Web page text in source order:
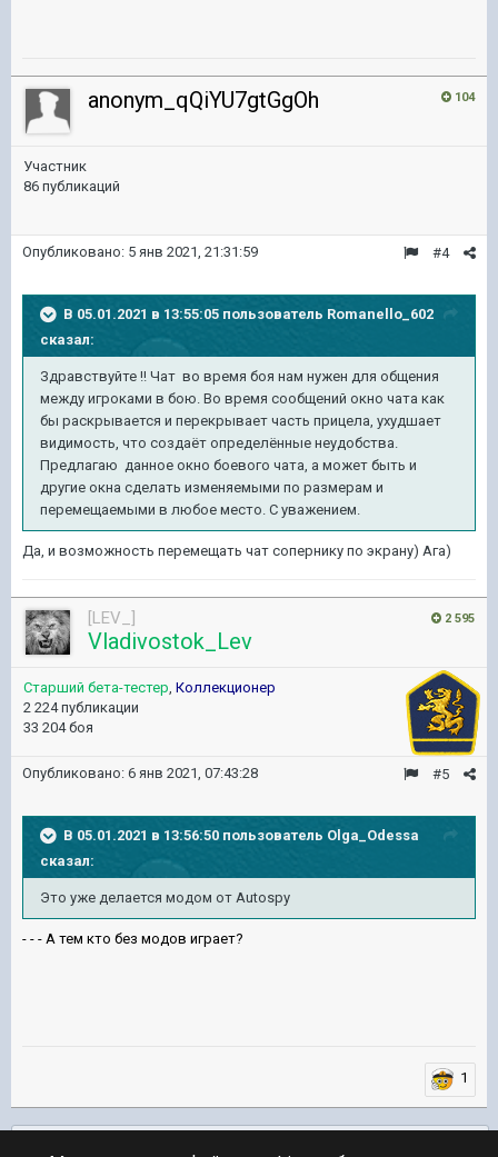
104
anonym_qQiYU7gtGgOh
Участник
86 публикаций
#4
Опубликовано: 5 янв 2021, 21:31:59
В 05.01.2021 в 13:55:05 пользователь Romanello_602
сказал:
Здравствуйте !! Чат во время боя нам нужен для общения
между игроками в бою. Во время сообщений окно чата как
бы раскрывается и перекрывает часть прицела, ухудшает
видимость, что создаёт определённые неудобства.
Предлагаю данное окно боевого чата, а может быть и
другие окна сделать изменяемыми по размерам и
перемещаемыми в любое место. С уважением.
Да, и возможность перемещать чат сопернику по экрану) Ага)
2 595
[LEV_]
Vladivostok_Lev
Старший бета-тестер, Коллекционер
2 224 публикации
33 204 боя
#5
Опубликовано: 6 янв 2021, 07:43:28
В 05.01.2021 в 13:56:50 пользователь Olga_Odessa
сказал:
Это уже делается модом от Autospy
- - - А тем кто без модов играет?
1